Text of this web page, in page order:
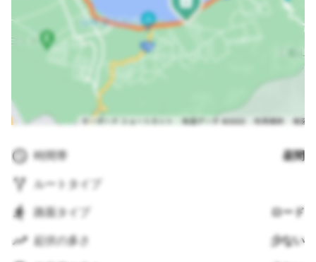
時間帯 昼間
ルートタイプ
路面タイプ ロード
起伏の多さ 少ない